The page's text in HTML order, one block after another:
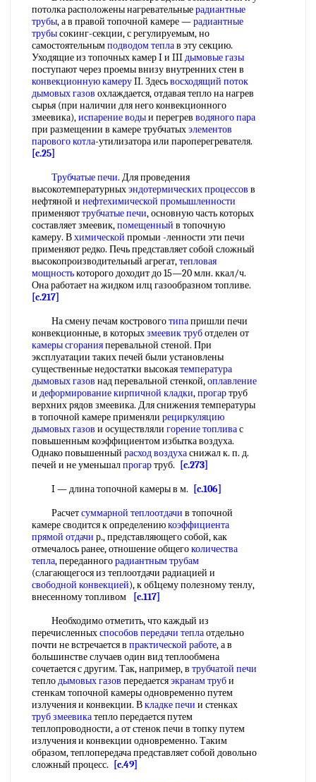
потолка расположены нагревательныерадиантные
трубы, а в правой топочной камере —радиантные
трубысокинг-секции, с регулируемым, но
самостоятельнымподводом теплав эту секцию.
Уходящие из топочных камер I и IIIдымовые газы
поступают через проемы внизу внутренних стен в
конвекционную камеруII. Здесьвосходящий поток
дымовых газов охлаждается, отдавая тепло на нагрев
сырья (при наличии для него конвекционного
змеевика),испарение водыи перегрев водяного пара
при размещении в камере трубчатыхэлементов
парового котла-утилизатора или пароперегревателя.
[c.25]
Трубчатые печи. Для проведения
высокотемпературныхэндотермических процессов в
нефтяной и нефтехимической промышленности
применяюттрубчатые печи, основную часть которых
составляет змеевик,помещенный в топочную
камеру. Вхимической промыи -ленности эти печи
применяют редко. Печь представляет собой сложный
высокопроизводительный агрегат,тепловая
мощностькоторого доходит до 15—20 млн. ккал/ч.
Она работает на жидком илц газообразном топливе.
[c.217]
На смену печам костровоготипапришли печи
конвекционные, в которыхзмеевик труботделен от
камеры сгоранияперевальной стеной. При
эксплуатации таких печей были установлены
существенные недостатки высокаятемпература
дымовых газов над перевальной стенкой,оплавление
и деформированиекирпичной кладки,прогартруб
верхних рядов змеевика. Для снижения температуры
в топочной камере применяли рециркуляцию
дымовых газов и осуществляли горение топливас
повышенным коэффициентом избытка воздуха.
Однако повышенный расход воздухаснижал к. п. д.
печей и не уменьшалпрогартруб.
[c.273]
I — длина топочной камеры в м.
[c.106]
Расчетсуммарной теплоотдачи в топочной
камере сводится к определениюкоэффициента
прямой отдачи р., представляющего собой, как
отмечалось ранее, отношение общегоколичества
тепла, переданногорадиантным трубам
(слагающегося из теплоотдачи радиацией и
свободной конвекцией), к об1цему полезному тенлу,
внесенному топливом
[c.117]
Необходимо отметить, что каждый из
перечисленныхспособов передачи теплаотдельно
почти не встречается в практической работе, а в
большинстве случаев один вид теплообмена
сочетается с другим. Так, например, в трубчатой печи
теплодымовых газов передаетсяэкранам труби
стенкам топочной камеры одновременно путем
излучения и конвекции. Вкладке печи и стенках
труб змеевикатепло передается путем
теплопроводности, а от стенок печи в топку путем
излучения и конвекции одновременно. Таким
образом, теплопередача представляет собой довольно
сложный процесс.
[c.49]